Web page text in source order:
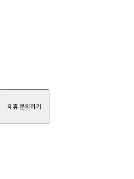
제휴 문의하기